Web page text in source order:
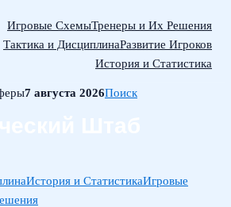
Игровые СхемыТренеры и Их Решения
Тактика и ДисциплинаРазвитие Игроков
История и Статистика
7 августа 2026Поиск
История и СтатистикаИгровые